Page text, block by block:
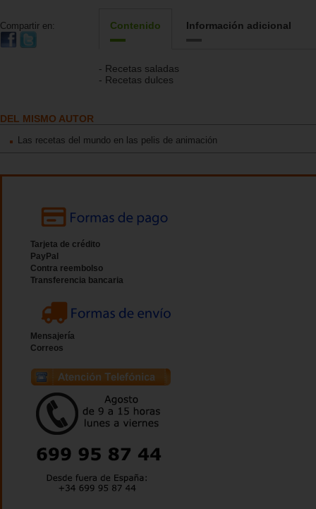
Compartir en: Contenido Información adicional
- Recetas saladas
- Recetas dulces
DEL MISMO AUTOR
Las recetas del mundo en las pelis de animación
Tarjeta de crédito
PayPal
Contra reembolso
Transferencia bancaria
Mensajería
Correos